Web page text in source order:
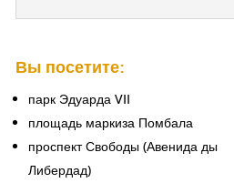
Вы посетите:
парк Эдуарда VII
площадь маркиза Помбала
проспект Свободы (Авенида ды
Либердад)